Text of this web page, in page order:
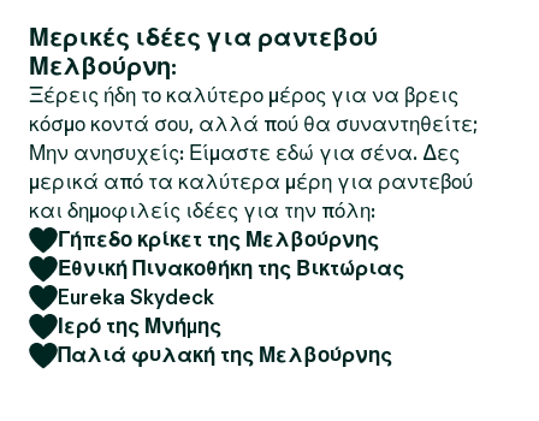
Μερικές ιδέες για ραντεβού
Μελβούρνη:
Ξέρεις ήδη το καλύτερο μέρος για να βρεις
κόσμο κοντά σου, αλλά πού θα συναντηθείτε;
Μην ανησυχείς: Είμαστε εδώ για σένα. Δες
μερικά από τα καλύτερα μέρη για ραντεβού
και δημοφιλείς ιδέες για την πόλη:
Γήπεδο κρίκετ της Μελβούρνης
Εθνική Πινακοθήκη της Βικτώριας
Eureka Skydeck
Ιερό της Μνήμης
Παλιά φυλακή της Μελβούρνης